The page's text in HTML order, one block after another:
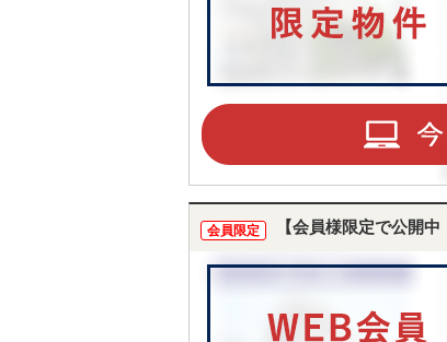
会員限定 【会員様限定で公開中